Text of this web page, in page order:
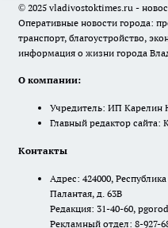
© 2025 vladivostoktimes.ru -
Оперативные новости города:
транспорт, благоустройство,
информация о жизни города
О компании:
Учредитель: ИП
Главный редактор
Контакты
Адрес: 424000,
Палантая, д. 63В
Редакция: 31-40-60,
Рекламный отдел: 8-927-